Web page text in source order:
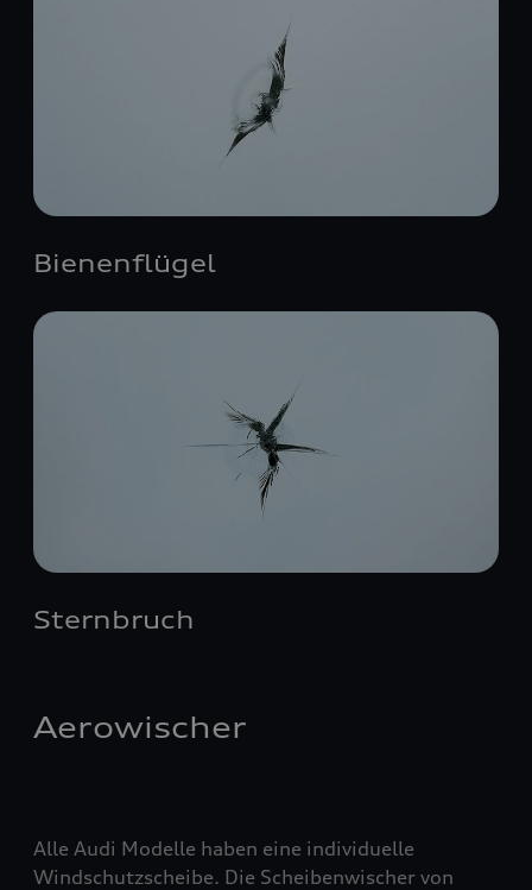
Bienenflügel
Sternbruch
Aerowischer
Alle Audi Modelle haben eine individuelle
Windschutzscheibe. Die Scheibenwischer von